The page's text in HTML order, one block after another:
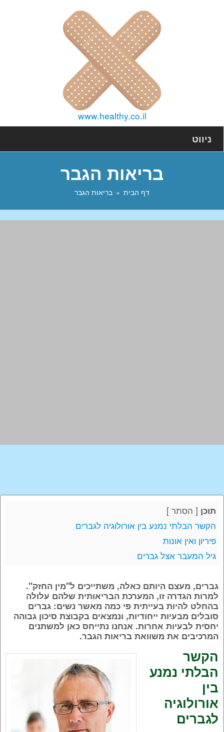
www.healthy.co.il
ניווט
בריאות הגבר
דף הבית בריאות הגבר
תוכן [ הסתר ]
הקשר הבלתי נמנע בין אורולוגיה לגברים
פיריון ואין אונות
גיל המעבר אצל גברים
גברים, מעצם היותם כאלה, משתייכים ל"מין החזק".
למרות הגדרה זו, המערכת הבריאותית שלהם עלולה
בהחלט להיות בעייתית פי כמה מאשר נשים: גברים
סובלים מבעיות ייחודיות, ונמצאים בקבוצת סיכון גבוהה
יחסית לבעיות אחרות. אנחנו נתייחס כאן למשתנים
המרכיבים את משוואת בריאות הגבר.
הקשר
הבלתי נמנע
בין
אורולוגיה
לגברים